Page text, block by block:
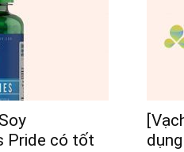
Pride có tốt